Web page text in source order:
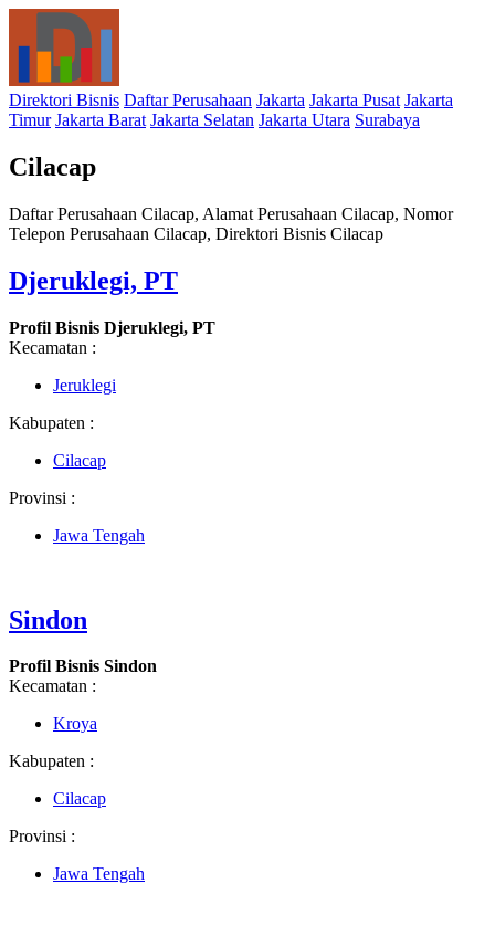
Direktori Bisnis Daftar Perusahaan Jakarta Jakarta Pusat Jakarta
Timur Jakarta Barat Jakarta Selatan Jakarta Utara Surabaya
Cilacap
Daftar Perusahaan Cilacap, Alamat Perusahaan Cilacap, Nomor
Telepon Perusahaan Cilacap, Direktori Bisnis Cilacap
Djeruklegi, PT
Profil Bisnis Djeruklegi, PT
Kecamatan :
Jeruklegi
Kabupaten :
Cilacap
Provinsi :
Jawa Tengah
Sindon
Profil Bisnis Sindon
Kecamatan :
Kroya
Kabupaten :
Cilacap
Provinsi :
Jawa Tengah